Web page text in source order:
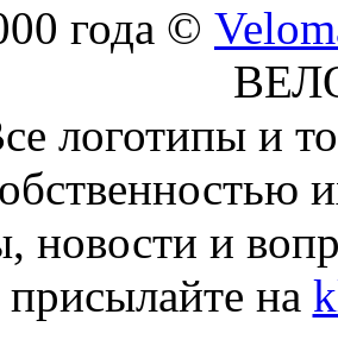
года ©
логотипы и
новости и
присылайте на